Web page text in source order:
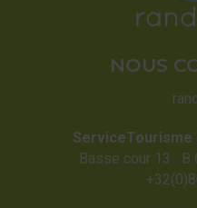
NOUS
ServiceTourisme
Basse cour 13 B